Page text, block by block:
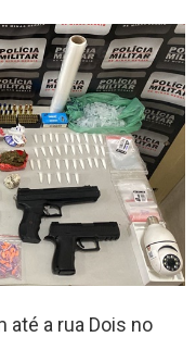
até a rua Dois no